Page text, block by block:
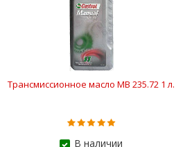
Трансмиссионное масло MB 235.72 1 л.
В наличии